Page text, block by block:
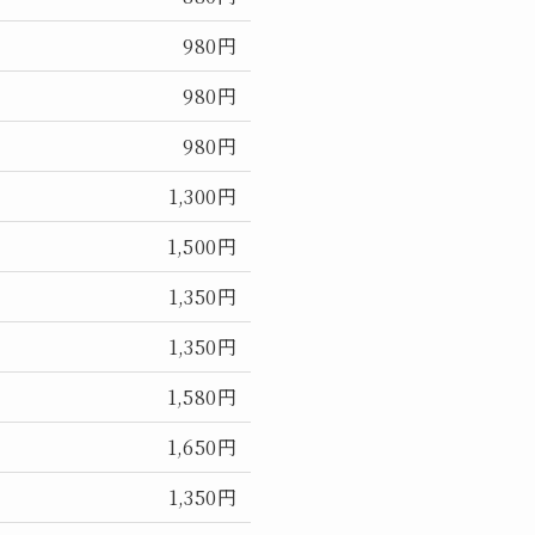
980円
980円
980円
1,300円
1,500円
1,350円
1,350円
1,580円
1,650円
1,350円